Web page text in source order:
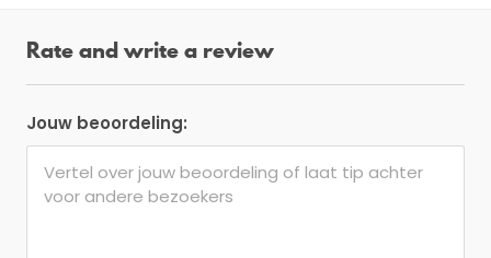
Rate and write a review
Jouw beoordeling: